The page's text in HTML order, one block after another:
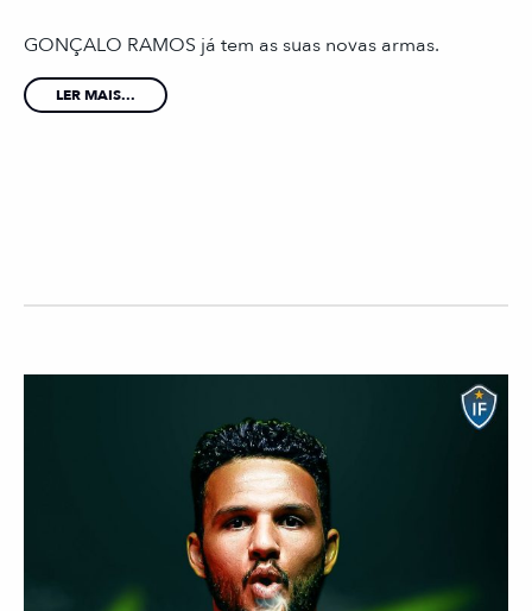
GONÇALO RAMOS já tem as suas novas armas.
LER MAIS...